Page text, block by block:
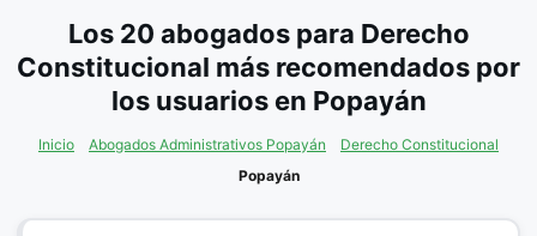
Los 20 abogados para Derecho
Constitucional más recomendados por
los usuarios en Popayán
Inicio Abogados Administrativos Popayán
Derecho Constitucional
Popayán